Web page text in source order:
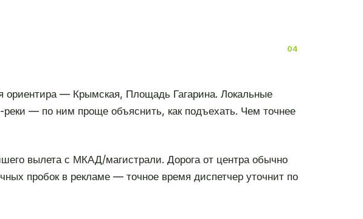
— Крымская, Площадь Гагарина. Локальные
— по ним проще объяснить, как подъехать. Чем точнее
вылета с МКАД/магистрали. Дорога от центра обычно
пробок в рекламе — точное время диспетчер уточнит по